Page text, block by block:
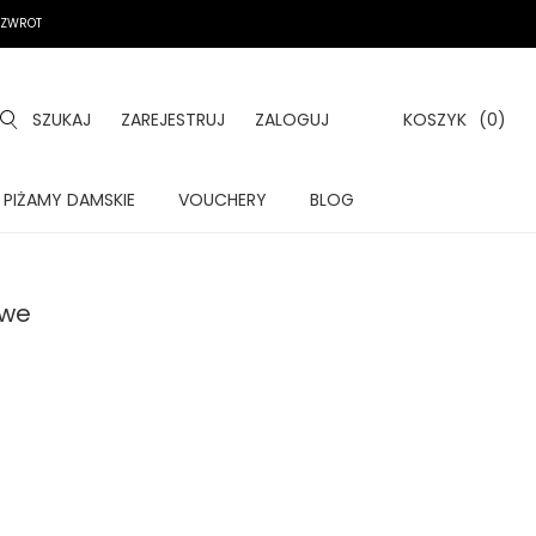
SZUKAJ ZAREJESTRUJ ZALOGUJ KOSZYK (0)
PIŻAMY DAMSKIE VOUCHERY BLOG